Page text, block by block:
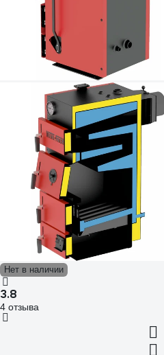
Нет в наличии
3.8
4 отзыва